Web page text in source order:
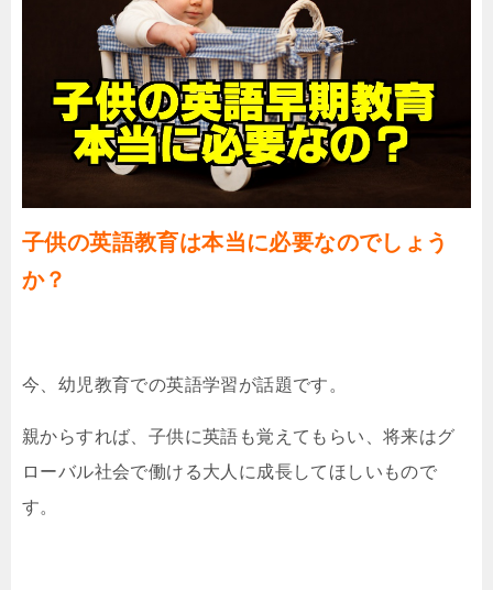
子供の英語教育は本当に必要なのでしょう
か？
今、幼児教育での英語学習が話題です。
親からすれば、子供に英語も覚えてもらい、将来はグ
ローバル社会で働ける大人に成長してほしいもので
す。